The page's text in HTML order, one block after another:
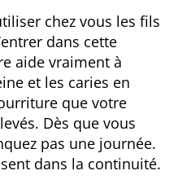
chez vous les fils
dans cette
aide vraiment à
et les caries en
que votre
Dès que vous
pas une journée.
dans la continuité.